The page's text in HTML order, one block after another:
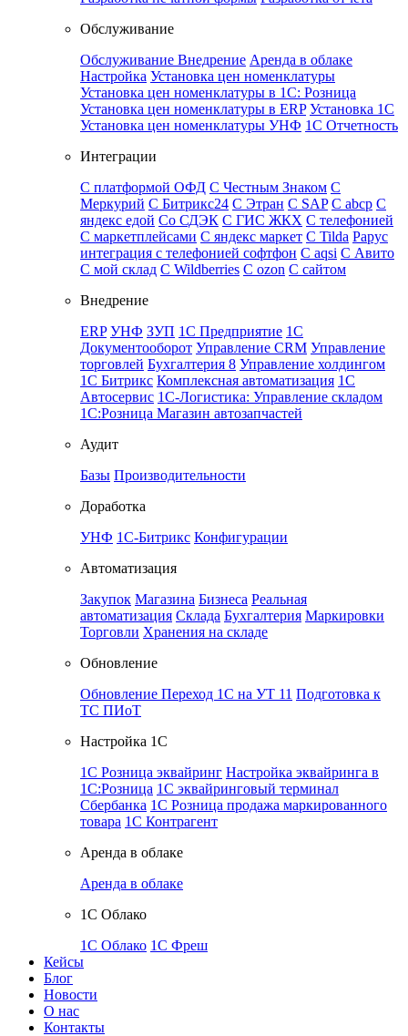
Обслуживание
Обслуживание Внедрение Аренда в облаке
Настройка Установка цен номенклатуры
Установка цен номенклатуры в 1С: Розница
Установка цен номенклатуры в ERP Установка 1С
Установка цен номенклатуры УНФ 1С Отчетность
Интеграции
С платформой ОФД С Честным Знаком С
Меркурий С Битрикс24 С Этран С SAP С abcp С
яндекс едой Со СДЭК С ГИС ЖКХ С телефонией
С маркетплейсами С яндекс маркет С Tilda Рарус
интеграция с телефонией софтфон С aqsi С Авито
C мой склад С Wildberries С ozon С сайтом
Внедрение
ERP УНФ ЗУП 1С Предприятие 1С
Документооборот Управление CRM Управление
торговлей Бухгалтерия 8 Управление холдингом
1С Битрикс Комплексная автоматизация 1С
Автосервис 1С-Логистика: Управление складом
1С:Розница Магазин автозапчастей
Аудит
Базы Производительности
Доработка
УНФ 1С-Битрикс Конфигурации
Автоматизация
Закупок Магазина Бизнеса Реальная
автоматизация Склада Бухгалтерия Маркировки
Торговли Хранения на складе
Обновление
Обновление Переход 1С на УТ 11 Подготовка к
ТС ПИоТ
Настройка 1С
1С Розница эквайринг Настройка эквайринга в
1С:Розница 1С эквайринговый терминал
Сбербанка 1С Розница продажа маркированного
товара 1С Контрагент
Аренда в облаке
Аренда в облаке
1С Облако
1С Облако 1С Фреш
Кейсы
Блог
Новости
О нас
Контакты